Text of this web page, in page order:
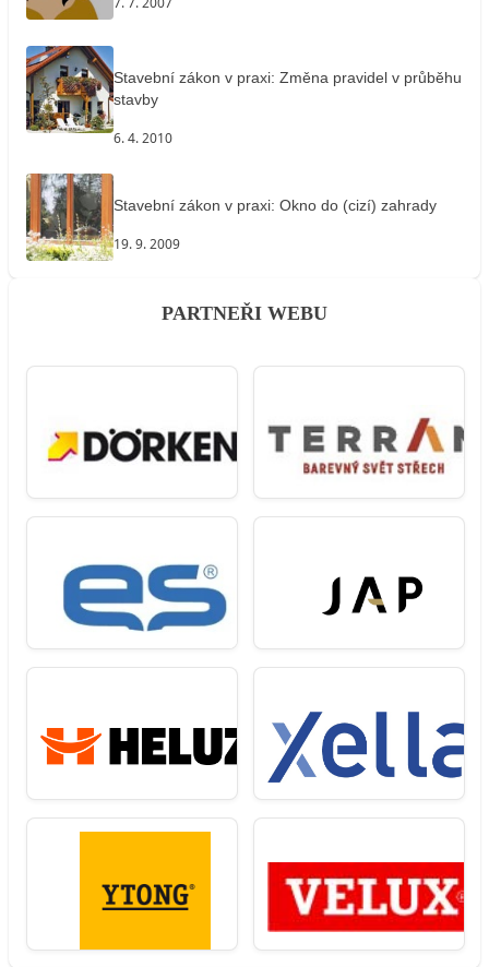
Stavební zákon v praxi: Změna pravidel v průběhu
stavby
6. 4. 2010
Stavební zákon v praxi: Okno do (cizí) zahrady
19. 9. 2009
PARTNEŘI WEBU